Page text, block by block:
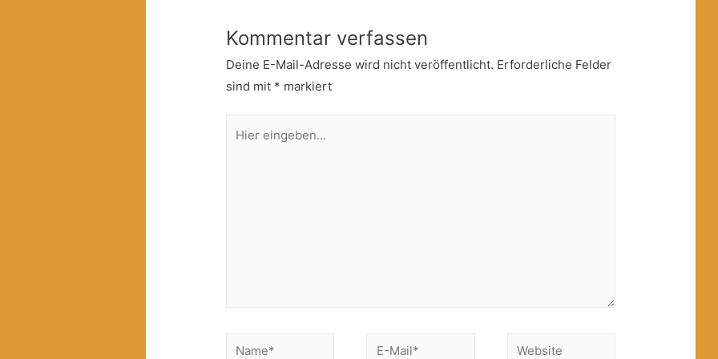
Kommentar verfassen
Deine E-Mail-Adresse wird nicht veröffentlicht. Erforderliche Felder
sind mit * markiert
eingeben…
Name*
E-
Website